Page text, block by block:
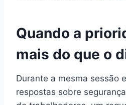
Quando a
mais do que o
Durante a mesma sessão
respostas sobre